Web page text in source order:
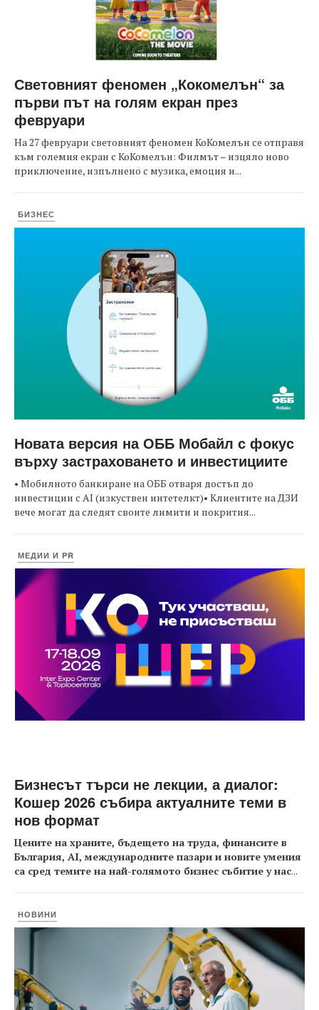
Световният феномен „Кокомелън“ за
първи път на голям екран през
февруари
На 27 февруари световният феномен КоКомелън се отправя
към големия екран с КоКомелън: Филмът – изцяло ново
приключение, изпълнено с музика, емоция и...
БИЗНЕС
Новата версия на ОББ Мобайл с фокус
върху застраховането и инвестициите
• Мобилното банкиране на ОББ отваря достъп до
инвестиции с AI (изкуствен интетелкт)• Клиентите на ДЗИ
вече могат да следят своите лимити и покрития...
МЕДИИ И PR
Бизнесът търси не лекции, а диалог:
Кошер 2026 събира актуалните теми в
нов формат
Цените на храните, бъдещето на труда, финансите в
България, AI, международните пазари и новите умения
са сред темите на най-голямото бизнес събитие у нас...
НОВИНИ